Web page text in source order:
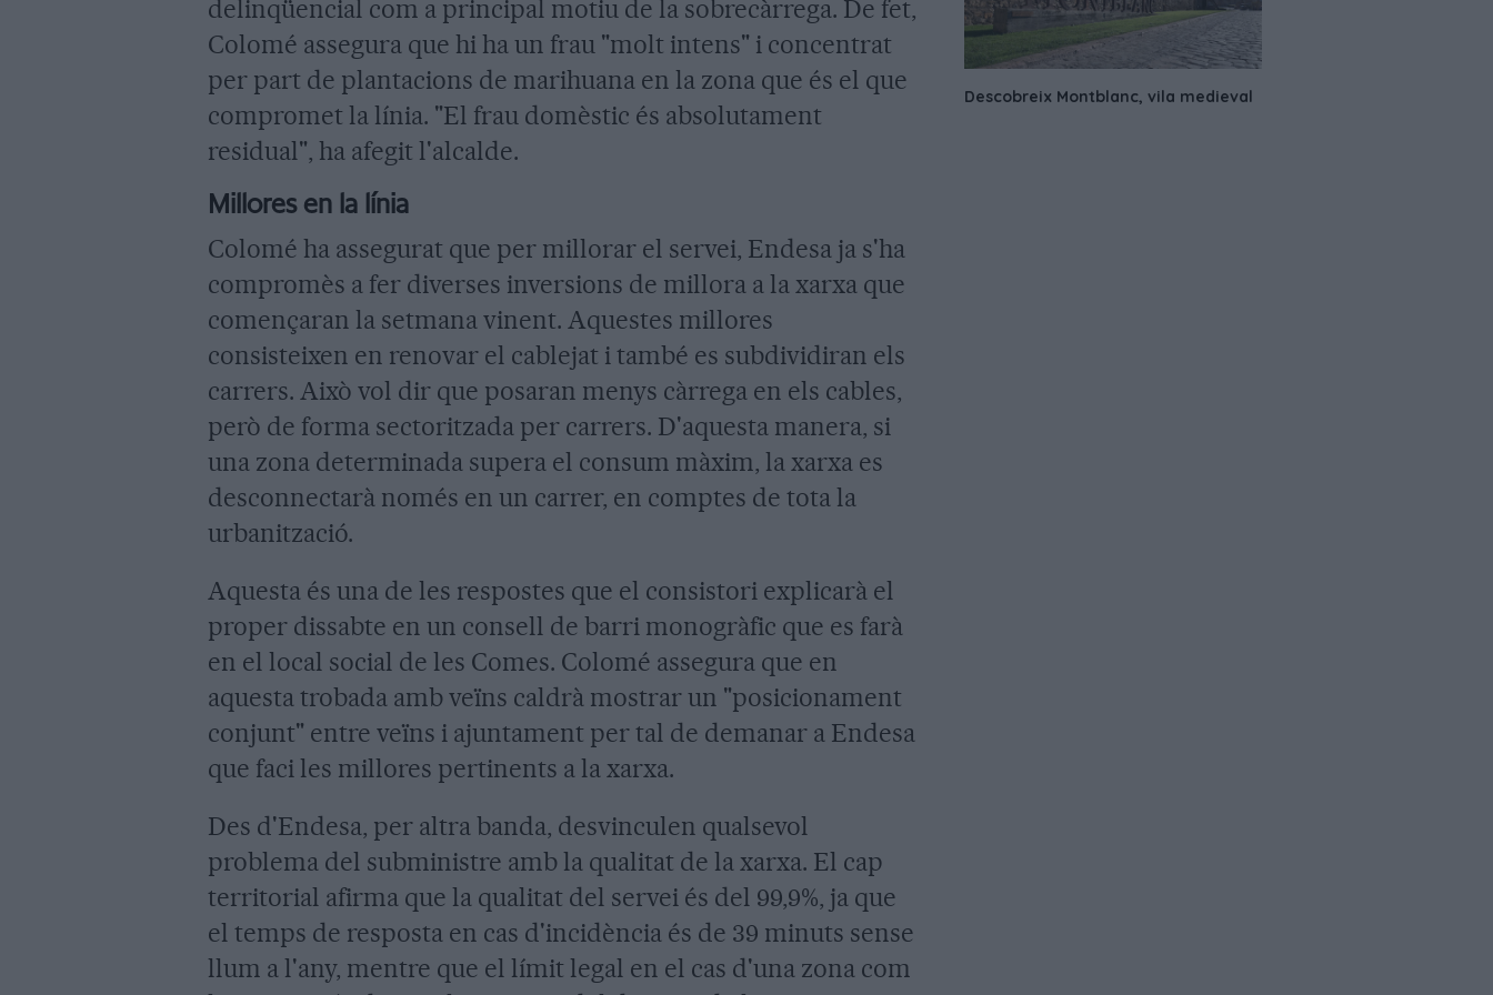
delinqüencial com a principal motiu de la sobrecàrrega. De fet,
Colomé assegura que hi ha un frau "molt intens" i concentrat
per part de plantacions de marihuana en la zona que és el que
compromet la línia. "El frau domèstic és absolutament
residual", ha afegit l'alcalde.
Millores en la línia
Colomé ha assegurat que per millorar el servei, Endesa ja s'ha
compromès a fer diverses inversions de millora a la xarxa que
començaran la setmana vinent. Aquestes millores
consisteixen en renovar el cablejat i també es subdividiran els
carrers. Això vol dir que posaran menys càrrega en els cables,
però de forma sectoritzada per carrers. D'aquesta manera, si
una zona determinada supera el consum màxim, la xarxa es
desconnectarà només en un carrer, en comptes de tota la
urbanització.
Aquesta és una de les respostes que el consistori explicarà el
proper dissabte en un consell de barri monogràfic que es farà
en el local social de les Comes. Colomé assegura que en
aquesta trobada amb veïns caldrà mostrar un "posicionament
conjunt" entre veïns i ajuntament per tal de demanar a Endesa
que faci les millores pertinents a la xarxa.
Des d'Endesa, per altra banda, desvinculen qualsevol
problema del subministre amb la qualitat de la xarxa. El cap
territorial afirma que la qualitat del servei és del 99,9%, ja que
el temps de resposta en cas d'incidència és de 39 minuts sense
llum a l'any, mentre que el límit legal en el cas d'una zona com